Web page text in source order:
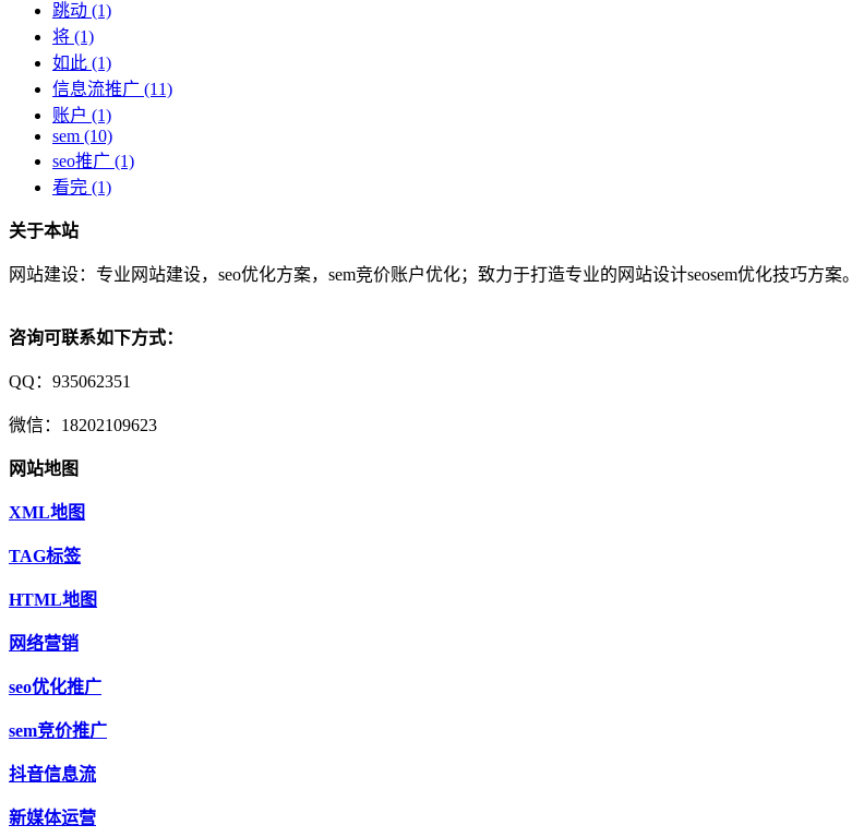
跳动 (1)
将 (1)
如此 (1)
信息流推广 (11)
账户 (1)
sem (10)
seo推广 (1)
看完 (1)
关于本站
网站建设：专业网站建设，seo优化方案，sem竞价账户优化；致力于打造专业的网站设计seosem优化技巧方案。
咨询可联系如下方式：
QQ：935062351
微信：18202109623
网站地图
XML地图
TAG标签
HTML地图
网络营销
seo优化推广
sem竞价推广
抖音信息流
新媒体运营